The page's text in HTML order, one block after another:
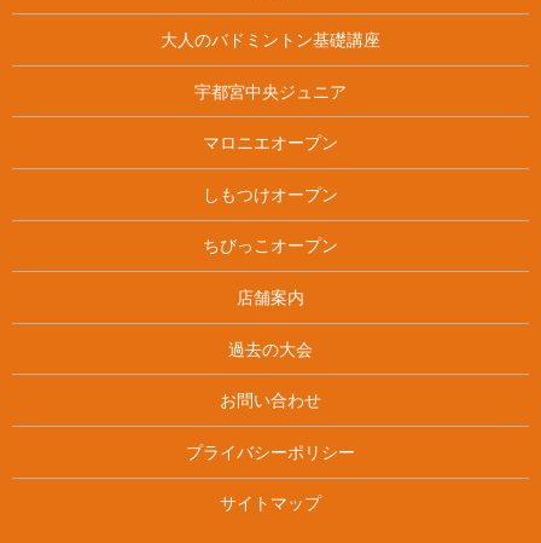
大人のバドミントン基礎講座
宇都宮中央ジュニア
マロニエオープン
しもつけオープン
ちびっこオープン
店舗案内
過去の大会
お問い合わせ
プライバシーポリシー
サイトマップ